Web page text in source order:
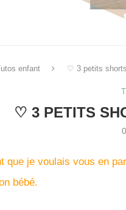
enfant ♡ 3 petits
♡ 3 PETITS
que je voulais vous en
bébé.